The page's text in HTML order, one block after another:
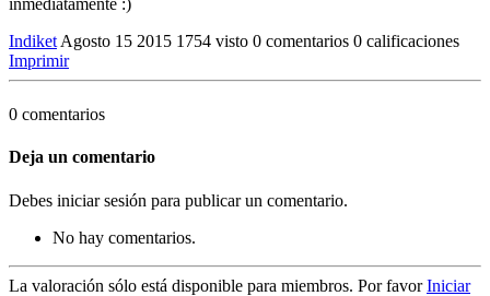
Indiket Agosto 15 2015 1754 visto 0 comentarios 0 calificaciones
Imprimir
0 comentarios
Deja un comentario
Debes iniciar sesión para publicar un comentario.
No hay comentarios.
La valoración sólo está disponible para miembros. Por favorIniciar